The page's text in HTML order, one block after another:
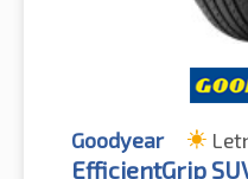
Goodyear
EfficientGrip